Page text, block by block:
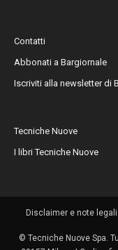
Contatti
Abbonati a Bargiornale
Iscriviti alla newsletter di
Tecniche Nuove
I libri Tecniche Nuove
Disclaimer e note legali
© Tecniche Nuove Spa.